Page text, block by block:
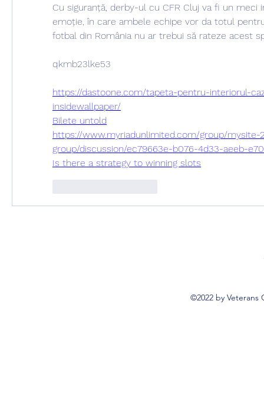
Cu siguranță, derby-ul cu CFR Cluj va fi un meci
emoție, în care ambele echipe vor da totul
fotbal din România nu ar trebui să rateze acest
qkmb23lke53
https://dastoone.com/tapeta-pentru-interiorul-
insidewallpaper/
Bilete untold
https://www.myriadunlimited.com/group/mysite-
group/discussion/ec79663e-b076-4d33-aeeb-
Is there a strategy to winning slots
©2022 by Veterans